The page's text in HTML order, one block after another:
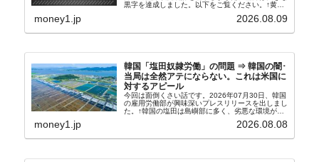
黒字を達成しました。以下をご覧ください。↑黄色
の経常収支です。2026年06月貿易収支：4...
money1.jp 2026.08.09
韓国「塩田奴隷労働」の問題 ⇒ 韓国の闇･
当局は全然アテにならない。これは米国に
対するアピール
今回は面倒くさい話です。2026年07月30日、韓国
の雇用労働部が興味深いプレスリリースを出しまし
た。↑韓国の塩田は島嶼部に多く、劣悪な環境が一
たといわれます（後述）。これは、いわゆる「塩田
money1.jp 2026.08.08